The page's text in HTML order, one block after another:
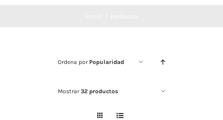
Ordena por Popularidad
Mostrar32 productos